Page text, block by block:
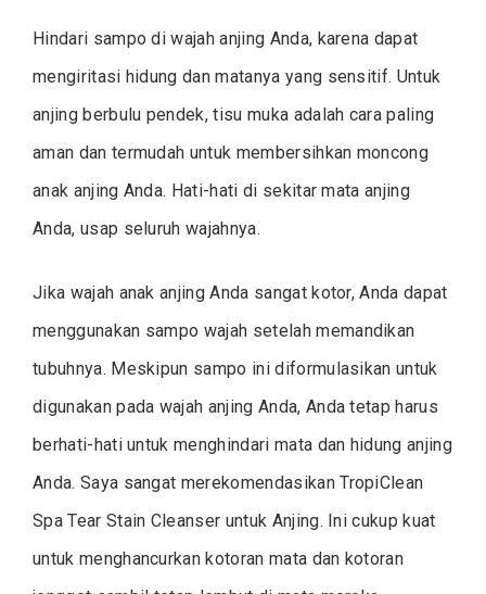
Hindari sampo di wajah anjing Anda, karena dapat
mengiritasi hidung dan matanya yang sensitif. Untuk
anjing berbulu pendek, tisu muka adalah cara paling
aman dan termudah untuk membersihkan moncong
anak anjing Anda. Hati-hati di sekitar mata anjing
Anda, usap seluruh wajahnya.
Jika wajah anak anjing Anda sangat kotor, Anda dapat
menggunakan sampo wajah setelah memandikan
tubuhnya. Meskipun sampo ini diformulasikan untuk
digunakan pada wajah anjing Anda, Anda tetap harus
berhati-hati untuk menghindari mata dan hidung anjing
Anda. Saya sangat merekomendasikan TropiClean
Spa Tear Stain Cleanser untuk Anjing. Ini cukup kuat
untuk menghancurkan kotoran mata dan kotoran